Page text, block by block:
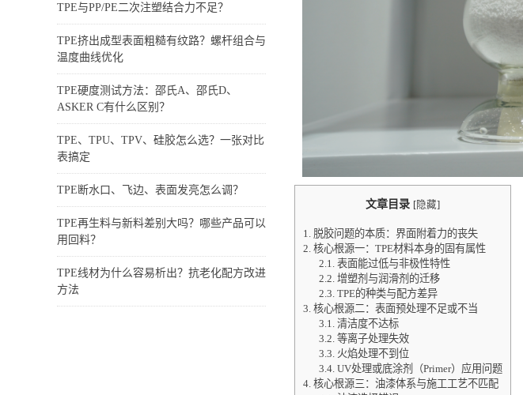
TPE与PP/PE二次注塑结合力不足？
TPE挤出成型表面粗糙有纹路？螺杆组合与
温度曲线优化
TPE硬度测试方法：邵氏A、邵氏D、
ASKER C有什么区别？
TPE、TPU、TPV、硅胶怎么选？一张对比
表搞定
TPE断水口、飞边、表面发亮怎么调？
TPE再生料与新料差别大吗？哪些产品可以
用回料？
TPE线材为什么容易析出？抗老化配方改进
方法
文章目录 [隐藏]
1.
脱胶问题的本质：界面附着力的丧失
2. 核心根源一：TPE材料本身的固有属性
2.1. 表面能过低与非极性特性
2.2. 增塑剂与润滑剂的迁移
2.3. TPE的种类与配方差异
3. 核心根源二：表面预处理不足或不当
3.1. 清洁度不达标
3.2. 等离子处理失效
3.3. 火焰处理不到位
3.4. UV处理或底涂剂（Primer）应用问题
4. 核心根源三：油漆体系与施工工艺不匹配